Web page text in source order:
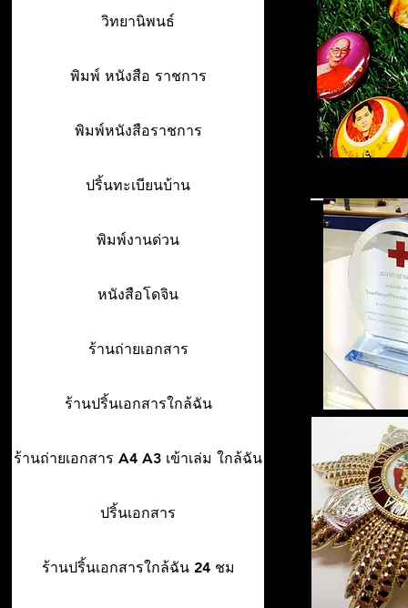
วิทยานิพนธ์
พิมพ์ หนังสือ ราชการ
พิมพ์หนังสือราชการ
ปริ้นทะเบียนบ้าน
พิมพ์งานด่วน
หนังสือโดจิน
ร้านถ่ายเอกสาร
ร้านปริ้นเอกสารใกล้ฉัน
ร้านถ่ายเอกสาร A4 A3 เข้าเล่ม ใกล้ฉัน
ปริ้นเอกสาร
ร้านปริ้นเอกสารใกล้ฉัน 24 ชม